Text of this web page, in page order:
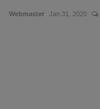
Webmaster Jan 31, 2020